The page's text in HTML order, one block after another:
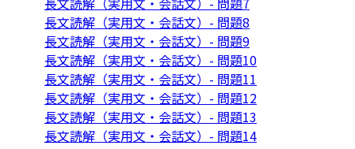
長文読解（実用文・会話文）- 問題8
長文読解（実用文・会話文）- 問題9
長文読解（実用文・会話文）- 問題10
長文読解（実用文・会話文）- 問題11
長文読解（実用文・会話文）- 問題12
長文読解（実用文・会話文）- 問題13
長文読解（実用文・会話文）- 問題14